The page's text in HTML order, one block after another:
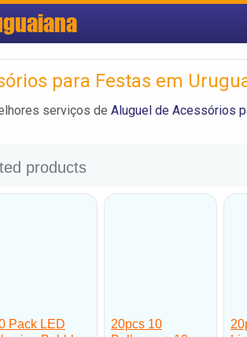
para Festas em
serviços de Aluguel de Acessórios